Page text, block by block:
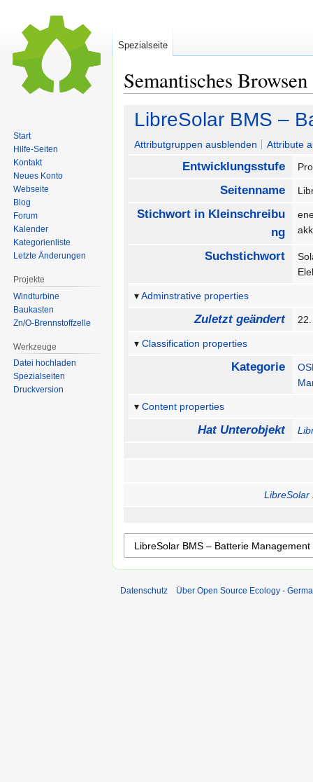
Semantisches Browsen
Zur
Navigation
springen
Zur
Suche
springen
LibreSolar BMS –
Attributgruppen ausblenden Attribute
Entwicklungsstufe
Seitenname
Stichwort in Kleinschreibu
ng
Suchstichwort
Adminstrative properties
Zuletzt geändert
Classification properties
Kategorie
Content properties
Hat Unterobjekt
LibreSolar
Spezialseite
Start
Hilfe-Seiten
Kontakt
Neues Konto
Webseite
Blog
Forum
Kalender
Kategorienliste
Letzte Änderungen
Projekte
Windturbine
Baukasten
Zn/O-Brennstoffzelle
Werkzeuge
Datei hochladen
Spezialseiten
Druckversion
Datenschutz Über Open Source Ecology -